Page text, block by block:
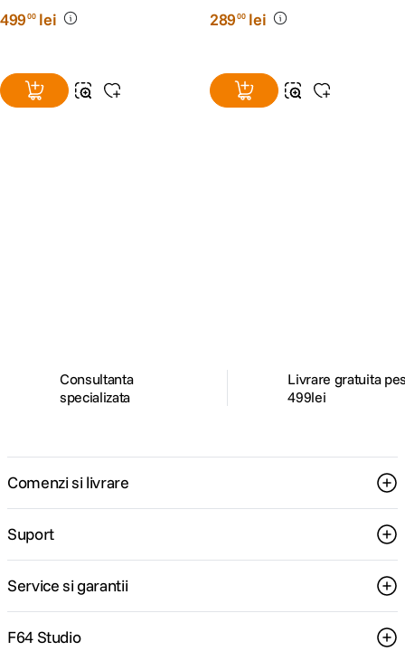
49900 lei 28900 lei
Consultanta
specializata
Livrare gratuita
499lei
Comenzi si livrare
Suport
Service si garantii
F64 Studio